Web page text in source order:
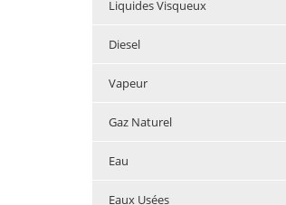
Liquides Visqueux
Diesel
Vapeur
Gaz Naturel
Eau
Eaux Usées